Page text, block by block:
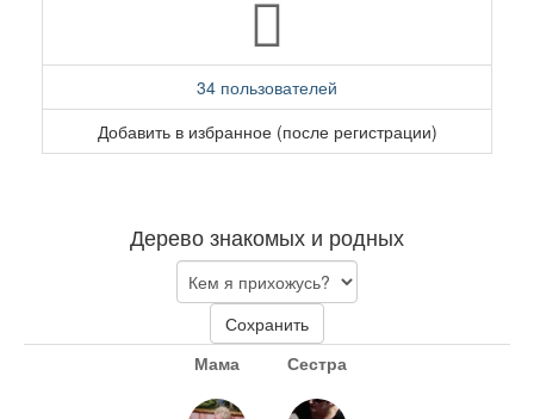
34 пользователей
Добавить в избранное (после регистрации)
Дерево знакомых и родных
Сохранить
Мама
Сестра